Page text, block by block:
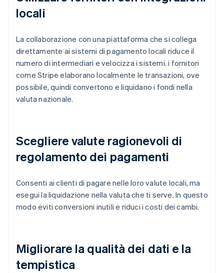
locali
La collaborazione con una piattaforma che si collega
direttamente ai sistemi di pagamento locali riduce il
numero di intermediari e velocizza i sistemi. i fornitori
come Stripe elaborano localmente le transazioni, ove
possibile, quindi convertono e liquidano i fondi nella
valuta nazionale.
Scegliere valute ragionevoli di
regolamento dei pagamenti
Consenti ai clienti di pagare nelle loro valute locali, ma
esegui la liquidazione nella valuta che ti serve. In questo
modo eviti conversioni inutili e riduci i costi dei cambi.
Migliorare la qualità dei dati e la
tempistica